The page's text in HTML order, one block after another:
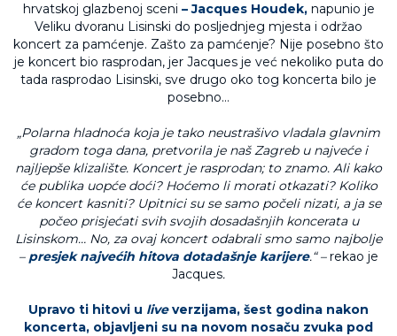
hrvatskoj glazbenoj sceni – Jacques Houdek,napunio je
Veliku dvoranu Lisinski do posljednjeg mjesta i održao
koncert za pamćenje. Zašto za pamćenje? Nije posebno što
je koncert bio rasprodan, jer Jacques je već nekoliko puta do
tada rasprodao Lisinski, sve drugo oko tog koncerta bilo je
posebno…
„Polarna hladnoća koja je tako neustrašivo vladala glavnim
gradom toga dana, pretvorila je naš Zagreb u najveće i
najljepše klizalište. Koncert je rasprodan; to znamo. Ali kako
će publika uopće doći? Hoćemo li morati otkazati? Koliko
će koncert kasniti? Upitnici su se samo počeli nizati, a ja se
počeo prisjećati svih svojih dosadašnjih koncerata u
Lisinskom… No, za ovaj koncert odabrali smo samo najbolje
– presjek najvećih hitova dotadašnje karijere.“ –rekao je
Jacques.
Upravo ti hitovi u liveverzijama, šest godina nakon
koncerta, objavljeni su na novom nosaču zvuka pod